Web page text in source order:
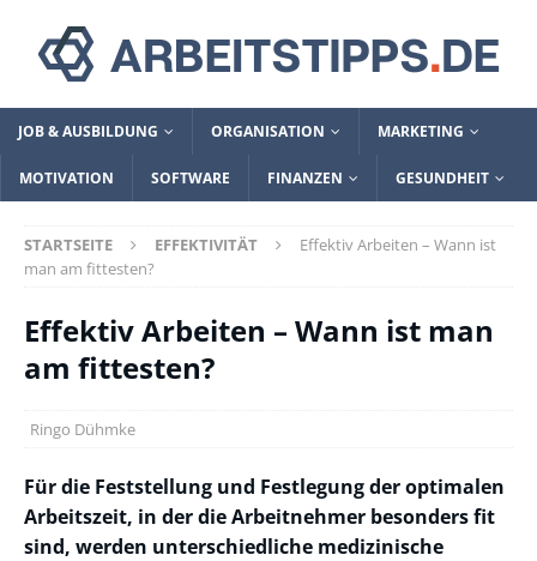
JOB & AUSBILDUNG ORGANISATION MARKETING
MOTIVATION SOFTWARE FINANZEN GESUNDHEIT
STARTSEITE EFFEKTIVITÄT
Effektiv Arbeiten – Wann ist
man am fittesten?
Effektiv Arbeiten – Wann ist man
am fittesten?
Ringo Dühmke
Für die Feststellung und Festlegung der optimalen
Arbeitszeit, in der die Arbeitnehmer besonders fit
sind, werden unterschiedliche medizinische